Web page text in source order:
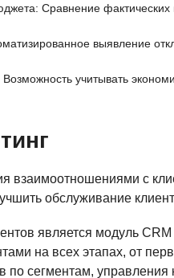
Сравнение
выявление
учитывать
взаимоотношениями с
обслуживание
является модуль
на всех этапах, от
по сегментам,